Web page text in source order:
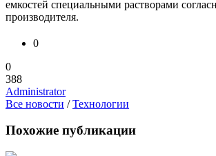
емкостей специальными растворами
производителя.
0
0
388
Administrator
Все новости /Технологии
Похожие публикации